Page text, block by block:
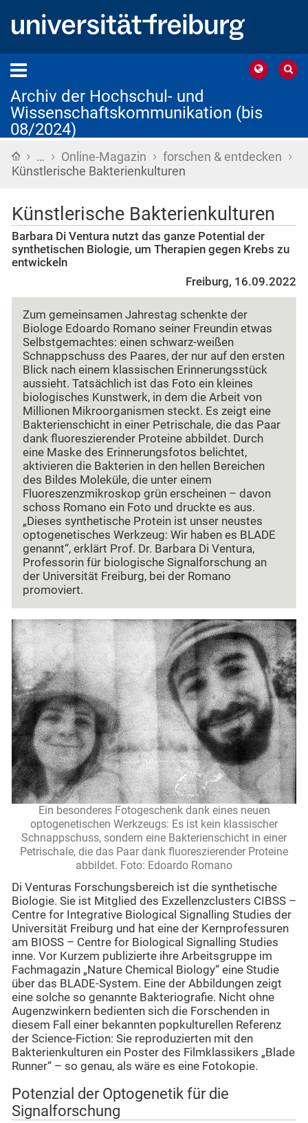
Archiv der Hochschul- und
Wissenschaftskommunikation (bis
08/2024)
Startseite
› … › Online-Magazin › forschen & entdecken ›
Künstlerische Bakterienkulturen
Künstlerische Bakterienkulturen
Barbara Di Ventura nutzt das ganze Potential der
synthetischen Biologie, um Therapien gegen Krebs zu
entwickeln
Freiburg, 16.09.2022
Zum gemeinsamen Jahrestag schenkte der
Biologe Edoardo Romano seiner Freundin etwas
Selbstgemachtes: einen schwarz-weißen
Schnappschuss des Paares, der nur auf den ersten
Blick nach einem klassischen Erinnerungsstück
aussieht. Tatsächlich ist das Foto ein kleines
biologisches Kunstwerk, in dem die Arbeit von
Millionen Mikroorganismen steckt. Es zeigt eine
Bakterienschicht in einer Petrischale, die das Paar
dank fluoreszierender Proteine abbildet. Durch
eine Maske des Erinnerungsfotos belichtet,
aktivieren die Bakterien in den hellen Bereichen
des Bildes Moleküle, die unter einem
Fluoreszenzmikroskop grün erscheinen – davon
schoss Romano ein Foto und druckte es aus.
„Dieses synthetische Protein ist unser neustes
optogenetisches Werkzeug: Wir haben es BLADE
genannt“, erklärt Prof. Dr. Barbara Di Ventura,
Professorin für biologische Signalforschung an
der Universität Freiburg, bei der Romano
promoviert.
Ein besonderes Fotogeschenk dank eines neuen
optogenetischen Werkzeugs: Es ist kein klassischer
Schnappschuss, sondern eine Bakterienschicht in einer
Petrischale, die das Paar dank fluoreszierender Proteine
abbildet. Foto: Edoardo Romano
Di Venturas Forschungsbereich ist die synthetische
Biologie. Sie ist Mitglied des Exzellenzclusters CIBSS –
Centre for Integrative Biological Signalling Studies der
Universität Freiburg und hat eine der Kernprofessuren
am BIOSS – Centre for Biological Signalling Studies
inne. Vor Kurzem publizierte ihre Arbeitsgruppe im
Fachmagazin „Nature Chemical Biology“ eine Studie
über das BLADE-System. Eine der Abbildungen zeigt
eine solche so genannte Bakteriografie. Nicht ohne
Augenzwinkern bedienten sich die Forschenden in
diesem Fall einer bekannten popkulturellen Referenz
der Science-Fiction: Sie reproduzierten mit den
Bakterienkulturen ein Poster des Filmklassikers „Blade
Runner“ – so genau, als wäre es eine Fotokopie.
Potenzial der Optogenetik für die
Signalforschung